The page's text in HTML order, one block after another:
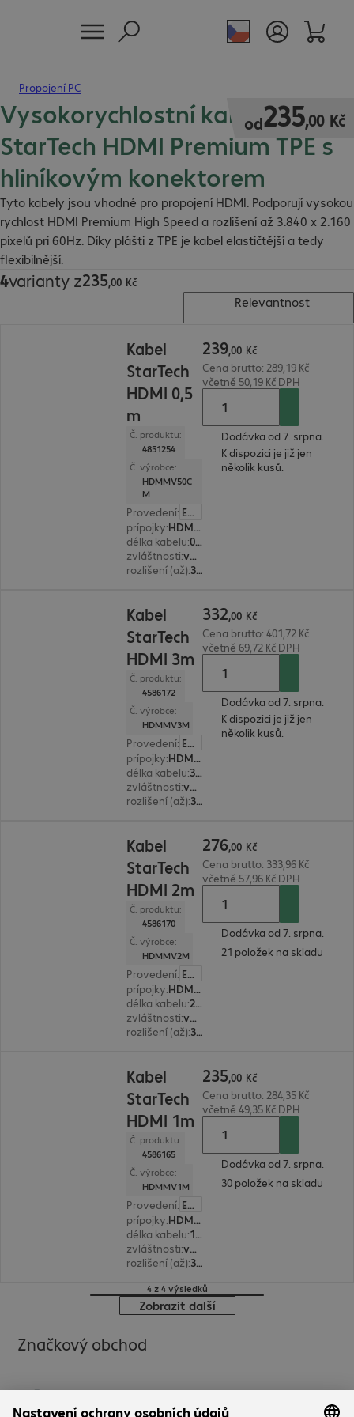
Propojení PC
Vysokorychlostní kabely
StarTech HDMI Premium TPE s
hliníkovým konektorem
Tyto kabely jsou vhodné pro propojení HDMI. Podporují vysokou
rychlost HDMI Premium High Speed a rozlišení až 3.840 x 2.160
pixelů pri 60Hz. Díky plášti z TPE je kabel elastičtější a tedy
flexibilnější.
od235,00 Kč
235,00 Kč
4varianty z235,00 Kč
235,00 Kč
Relevantnost
Kabel
StarTech
HDMI 0,5
m
Č. produktu:
4851254
Č. výrobce:
HDMMV50C
M
Provedení:
Evropa
prípojky:
HDMI(A) | HDMI(A)
délka kabelu: 0,5 m
zvláštnosti: velmi ohebné, kovový konektor
rozlišení (až): 3.840 x 2.160 pixelů pri 60 Hz
239,00 Kč
Cena brutto: 289,19 Kč
včetně 50,19 Kč DPH
Dodávka od 7. srpna.
K dispozici je již jen
několik kusů.
Kabel
StarTech
HDMI 3m
Č. produktu:
4586172
Č. výrobce:
HDMMV3M
Provedení:
Evropa
prípojky:
HDMI(A) | HDMI(A)
délka kabelu: 3 m
zvláštnosti: velmi ohebné, kovový konektor
rozlišení (až): 3.840 x 2.160 pixelů pri 60 Hz
332,00 Kč
Cena brutto: 401,72 Kč
včetně 69,72 Kč DPH
Dodávka od 7. srpna.
K dispozici je již jen
několik kusů.
Kabel
StarTech
HDMI 2m
Č. produktu:
4586170
Č. výrobce:
HDMMV2M
Provedení:
Evropa
prípojky:
HDMI(A) | HDMI(A)
délka kabelu: 2 m
zvláštnosti: velmi ohebné, kovový konektor
rozlišení (až): 3.840 x 2.160 pixelů pri 60 Hz
276,00 Kč
Cena brutto: 333,96 Kč
včetně 57,96 Kč DPH
Dodávka od 7. srpna.
21 položek na skladu
Kabel
StarTech
HDMI 1m
Č. produktu:
4586165
Č. výrobce:
HDMMV1M
Provedení:
Evropa
prípojky:
HDMI(A) | HDMI(A)
délka kabelu: 1 m
zvláštnosti: velmi ohebné, kovový konektor
rozlišení (až): 3.840 x 2.160 pixelů pri 60 Hz
235,00 Kč
Cena brutto: 284,35 Kč
včetně 49,35 Kč DPH
Dodávka od 7. srpna.
30 položek na skladu
4 z 4 výsledků
Zobrazit další
Značkový obchod